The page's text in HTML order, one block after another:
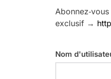
exclusif →
Nom